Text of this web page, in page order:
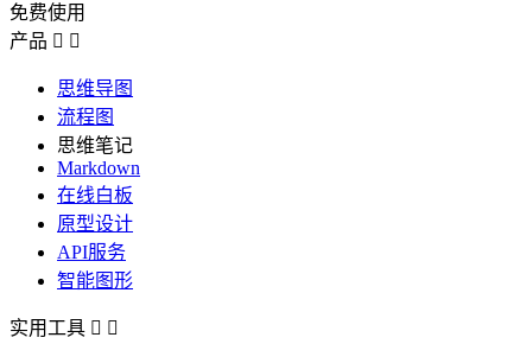
免费使用
产品  
思维导图
流程图
思维笔记
Markdown
在线白板
原型设计
API服务
智能图形
实用工具  